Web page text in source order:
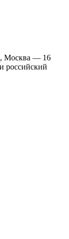
Москва — 16
российский